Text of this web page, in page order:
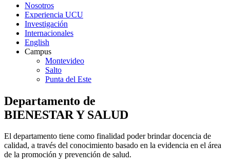
Nosotros
Experiencia UCU
Investigación
Internacionales
English
Campus
Montevideo
Salto
Punta del Este
Departamento de
BIENESTAR Y SALUD
El departamento tiene como finalidad poder brindar docencia de
calidad, a través del conocimiento basado en la evidencia en el área
de la promoción y prevención de salud.